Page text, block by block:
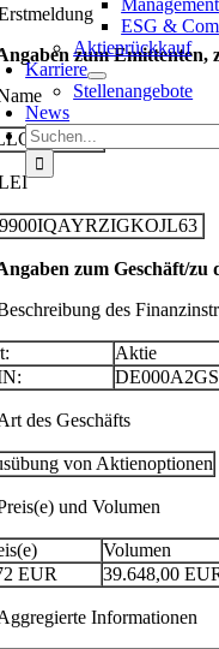
Management
ESG &
Aktienrückkauf
Karriere
Stellenangebote
News
Suche
nach:
zum
SE
zum Geschäft/zu
des
Aktie
des Geschäfts
von Aktienoptionen
und Volumen
Volumen
EUR 39.648,00
Informationen